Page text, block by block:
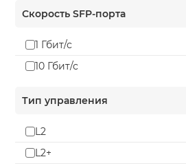
Скорость SFP-порта
1 Гбит/с
10 Гбит/с
Тип управления
L2
L2+